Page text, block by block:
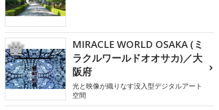
2
MIRACLE WORLD OSAKA (ミ
ラクルワールドオオサカ)／大
阪府
光と映像が織りなす没入型デジタルアート
空間